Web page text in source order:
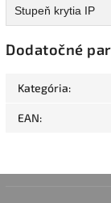
Stupeň krytia IP
Dodatočné
Kategória:
EAN: